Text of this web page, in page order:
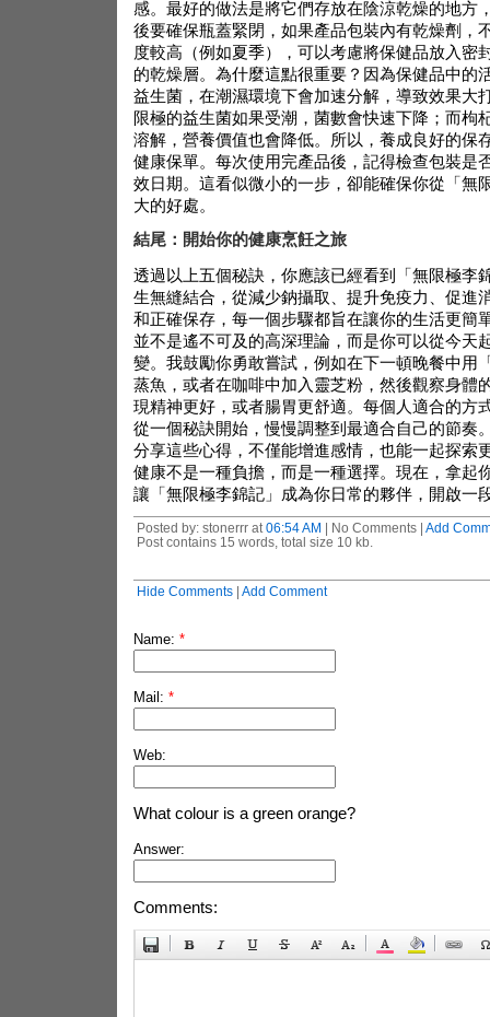
感。最好的做法是將它們存放在陰涼乾燥的地方
後要確保瓶蓋緊閉，如果產品包裝內有乾燥劑，
度較高（例如夏季），可以考慮將保健品放入密
的乾燥層。為什麼這點很重要？因為保健品中的
益生菌，在潮濕環境下會加速分解，導致效果大
限極的益生菌如果受潮，菌數會快速下降；而枸
溶解，營養價值也會降低。所以，養成良好的保
健康保單。每次使用完產品後，記得檢查包裝是
效日期。這看似微小的一步，卻能確保你從「無
大的好處。
結尾：開始你的健康烹飪之旅
透過以上五個秘訣，你應該已經看到「無限極李
生無縫結合，從減少鈉攝取、提升免疫力、促進
和正確保存，每一個步驟都旨在讓你的生活更簡
並不是遙不可及的高深理論，而是你可以從今天
變。我鼓勵你勇敢嘗試，例如在下一頓晚餐中用
蒸魚，或者在咖啡中加入靈芝粉，然後觀察身
現精神更好，或者腸胃更舒適。每個人適合的方
從一個秘訣開始，慢慢調整到最適合自己的節奏
分享這些心得，不僅能增進感情，也能一起探索
健康不是一種負擔，而是一種選擇。現在，拿起
讓「無限極李錦記」成為你日常的夥伴，開啟一
Posted by: stonerrr at 06:54 AM | No Comments | Add
Post contains 15 words, total size 10 kb.
Hide Comments| Add Comment
Name: *
Mail: *
Web:
What colour is a green orange?
Answer:
Comments: